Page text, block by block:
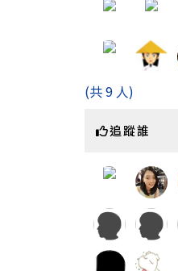
(共 9 人)
追蹤誰